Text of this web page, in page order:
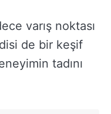
varış noktası
de bir keşif
tadını